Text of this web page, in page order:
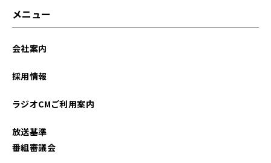
メニュー
会社案内
採用情報
ラジオCMご利用案内
放送基準
番組審議会